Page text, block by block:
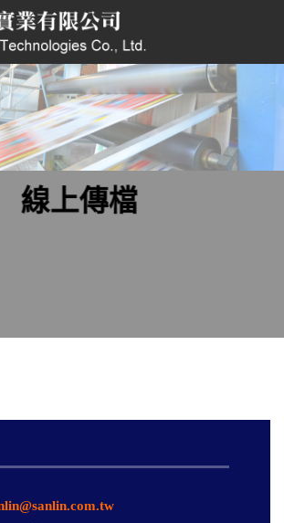
線上傳檔